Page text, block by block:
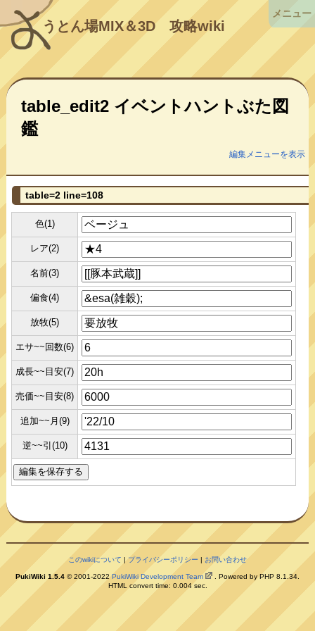
うとん場MIX＆3D攻略wiki
table_edit2 イベントハントぶた図
鑑
編集メニューを表示
table=2 line=108
色(1)
レア(2)
名前(3)
偏食(4)
放牧(5)
エサ~~回数(6)
成長~~目安(7)
売価~~目安(8)
追加~~月(9)
逆~~引(10)
このwikiについて |プライバシーポリシー | お問い合わせ
PukiWiki 1.5.4 © 2001-2022PukiWiki Development Team
. Powered by PHP 8.1.34.
HTML convert time: 0.004 sec.
メニュー